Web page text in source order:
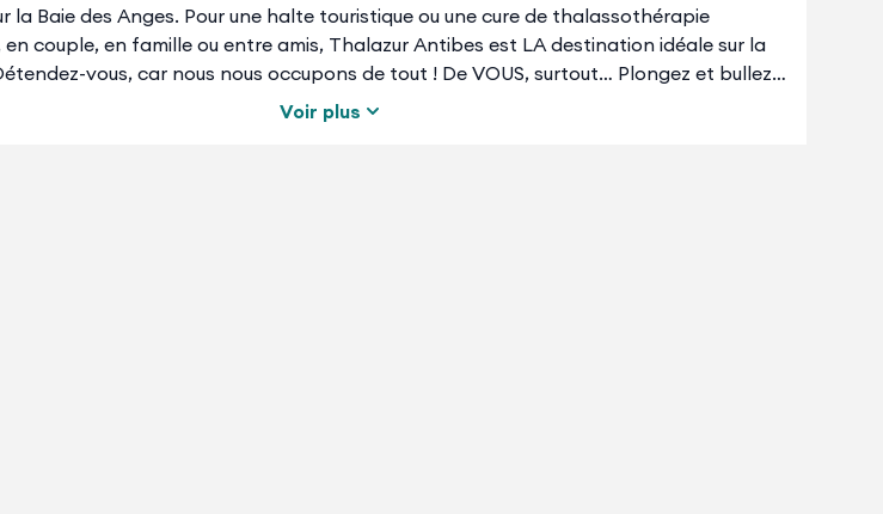
la Baie des Anges. Pour une halte touristique ou une cure de thalassothérapie
couple, en famille ou entre amis, Thalazur Antibes est LA destination idéale sur la
vous, car nous nous occupons de tout ! De VOUS, surtout… Plongez et bullez
de nos bassins : l’eau de mer est précieuse et vitale pour notre santé.
Voir plus